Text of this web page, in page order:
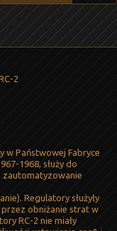
2
w Państwowej Fabryce
1968, służy do
zautomatyzowanie
Regulatory służyły
obniżanie strat w
RC-2 nie miały